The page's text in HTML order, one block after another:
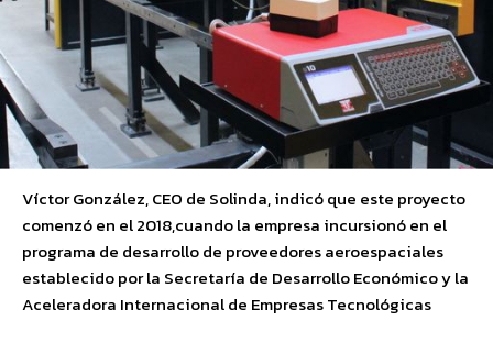
Víctor González, CEO de Solinda, indicó que este proyecto
comenzó en el 2018,cuando la empresa incursionó en el
programa de desarrollo de proveedores aeroespaciales
establecido por la Secretaría de Desarrollo Económico y la
Aceleradora Internacional de Empresas Tecnológicas